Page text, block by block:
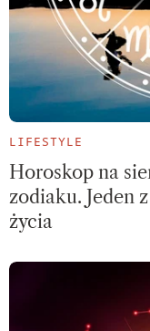
LIFESTYLE
Horoskop na
zodiaku. Jeden
życia